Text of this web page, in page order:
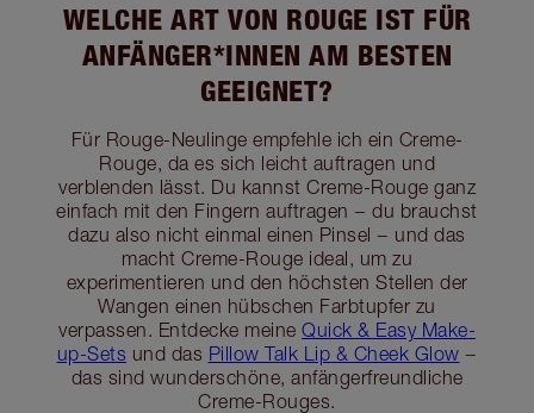
WELCHE ART VON ROUGE IST FÜR
ANFÄNGER*INNEN AM BESTEN
GEEIGNET?
Für Rouge-Neulinge empfehle ich ein Creme-
Rouge, da es sich leicht auftragen und
verblenden lässt. Du kannst Creme-Rouge ganz
einfach mit den Fingern auftragen − du brauchst
dazu also nicht einmal einen Pinsel − und das
macht Creme-Rouge ideal, um zu
experimentieren und den höchsten Stellen der
Wangen einen hübschen Farbtupfer zu
verpassen. Entdecke meine Quick & Easy Make-
up-Sets und das Pillow Talk Lip & Cheek Glow −
das sind wunderschöne, anfängerfreundliche
Creme-Rouges.